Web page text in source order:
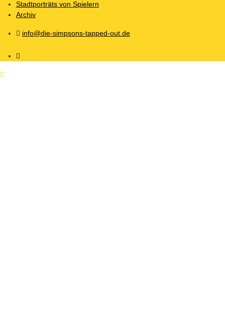
Stadtporträts von Spielern
Archiv
info@die-simpsons-tapped-out.de